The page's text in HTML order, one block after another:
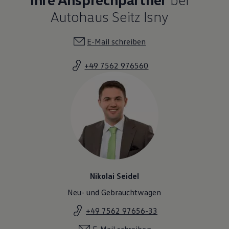
Lifestyle
Familie
Elektromobilität
Pannen- und Unfallhilfe
Volkswagen Kundenbetreuung
Autohaus Seitz Isny
E-Mail schreiben
+49 7562 976560
Nikolai Seidel
Neu- und Gebrauchtwagen
+49 7562 97656-33